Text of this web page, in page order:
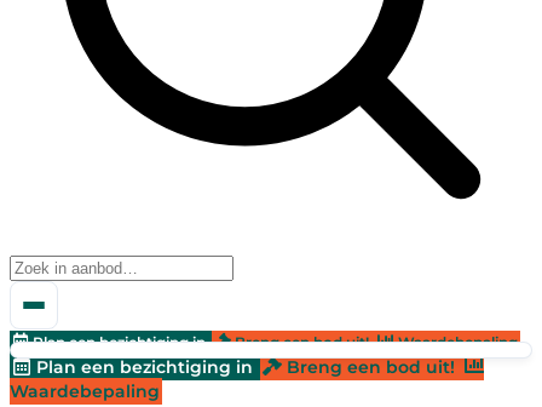
Plan een bezichtiging in Breng een bod uit! Waardebepaling
Plan een bezichtiging in
Breng een bod uit!
Waardebepaling